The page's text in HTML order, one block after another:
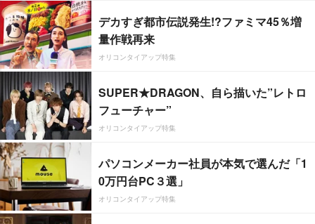
デカすぎ都市伝説発生!?ファミマ45％増
量作戦再来
オリコンタイアップ特集
SUPER★DRAGON、自ら描いた”レトロ
フューチャー”
オリコンタイアップ特集
パソコンメーカー社員が本気で選んだ「1
0万円台PC３選」
オリコンタイアップ特集